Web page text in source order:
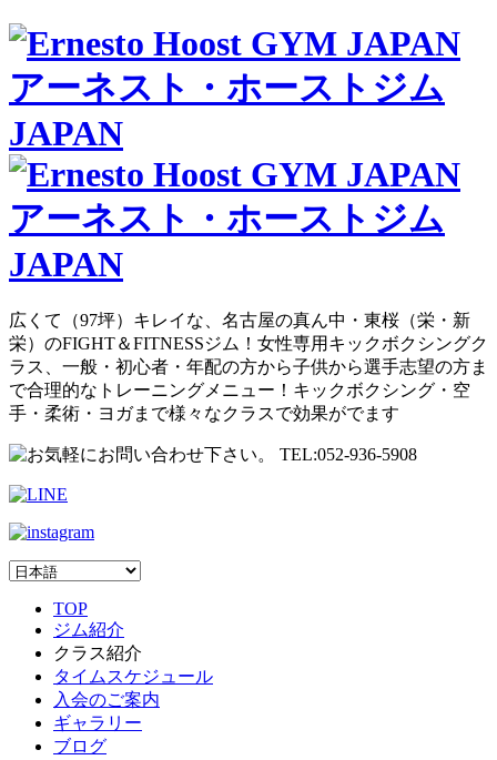
広くて（97坪）キレイな、名古屋の真ん中・東桜（栄・新
栄）のFIGHT＆FITNESSジム！女性専用キックボクシングク
ラス、一般・初心者・年配の方から子供から選手志望の方ま
で合理的なトレーニングメニュー！キックボクシング・空
手・柔術・ヨガまで様々なクラスで効果がでます
TOP
ジム紹介
クラス紹介
タイムスケジュール
入会のご案内
ギャラリー
ブログ